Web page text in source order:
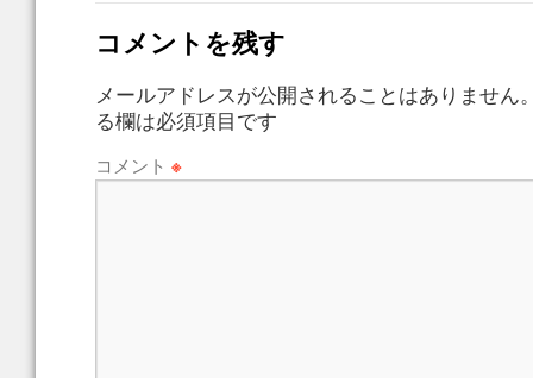
コメントを残す
メールアドレスが公開されることはありません
る欄は必須項目です
コメント ※